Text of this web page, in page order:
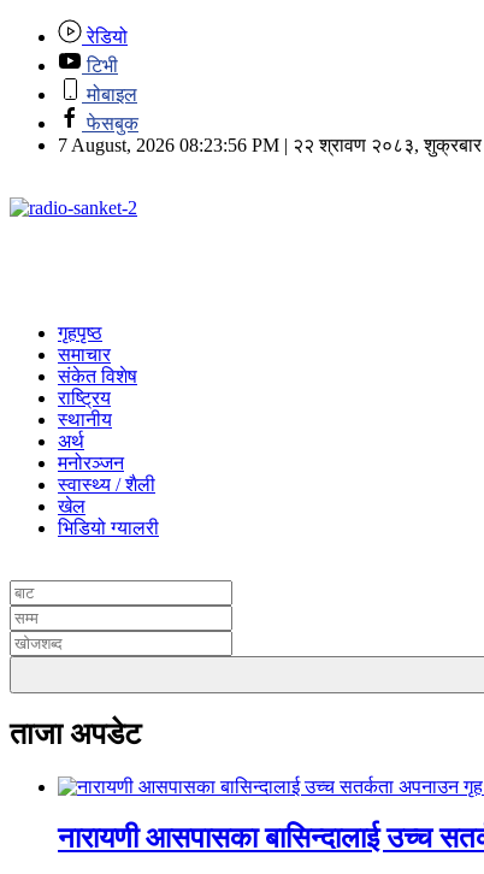
रेडियो
टिभी
मोबाइल
फेसबुक
7 August, 2026 08:23:56 PM | २२ श्रावण २०८३, शुक्रबार
गृहपृष्ठ
समाचार
संकेत विशेष
राष्ट्रिय
स्थानीय
अर्थ
मनोरञ्जन
स्वास्थ्य / शैली
खेल
भिडियो ग्यालरी
ताजा अपडेट
नारायणी आसपासका बासिन्दालाई उच्च